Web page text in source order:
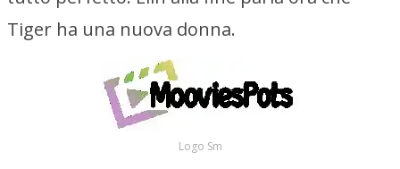
Tiger ha una nuova donna.
Logo Sm